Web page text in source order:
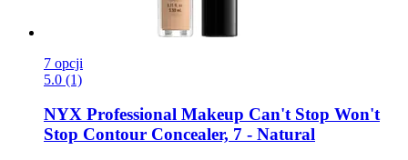
7 opcji
5.0 (1)
NYX Professional Makeup Can't Stop Won't
Stop Contour Concealer, 7 -​ Natural